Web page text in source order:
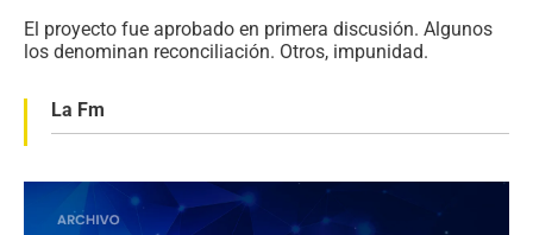
El proyecto fue aprobado en primera discusión. Algunos
los denominan reconciliación. Otros, impunidad.
La Fm